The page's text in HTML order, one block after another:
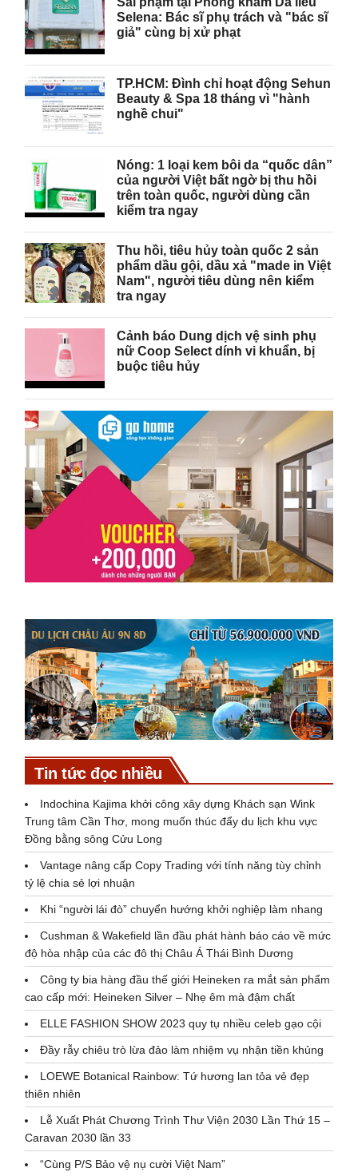
Selena: Bác sĩ phụ trách và "bác sĩ
giả" cùng bị xử phạt
TP.HCM: Đình chỉ hoạt động Sehun
Beauty & Spa 18 tháng vì "hành
nghề chui"
Nóng: 1 loại kem bôi da “quốc dân”
của người Việt bất ngờ bị thu hồi
trên toàn quốc, người dùng cần
kiểm tra ngay
Thu hồi, tiêu hủy toàn quốc 2 sản
phẩm dầu gội, dầu xả "made in Việt
Nam", người tiêu dùng nên kiểm
tra ngay
Cảnh báo Dung dịch vệ sinh phụ
nữ Coop Select dính vi khuẩn, bị
buộc tiêu hủy
Tin tức đọc nhiều
Indochina Kajima khởi công xây dựng Khách sạn Wink
Trung tâm Cần Thơ, mong muốn thúc đẩy du lịch khu vực
Đồng bằng sông Cửu Long
Vantage nâng cấp Copy Trading với tính năng tùy chỉnh
tỷ lệ chia sẻ lợi nhuận
Khi “người lái đò” chuyển hướng khởi nghiệp làm nhang
Cushman & Wakefield lần đầu phát hành báo cáo về mức
độ hòa nhập của các đô thị Châu Á Thái Bình Dương
Công ty bia hàng đầu thế giới Heineken ra mắt sản phẩm
cao cấp mới: Heineken Silver – Nhẹ êm mà đậm chất
ELLE FASHION SHOW 2023 quy tụ nhiều celeb gạo cội
Đầy rẫy chiêu trò lừa đảo làm nhiệm vụ nhận tiền khủng
LOEWE Botanical Rainbow: Tứ hương lan tỏa vẻ đẹp
thiên nhiên
Lễ Xuất Phát Chương Trình Thư Viện 2030 Lần Thứ 15 –
Caravan 2030 lần 33
“Cùng P/S Bảo vệ nụ cười Việt Nam”